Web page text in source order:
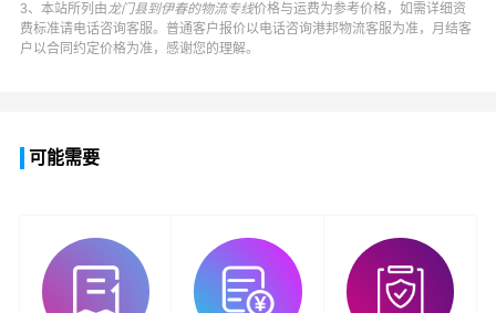
3、本站所列由龙门县到伊春的物流专线价格与运费为参考价格，如需详细资
费标准请电话咨询客服。普通客户报价以电话咨询港邦物流客服为准，月结客
户以合同约定价格为准，感谢您的理解。
可能需要